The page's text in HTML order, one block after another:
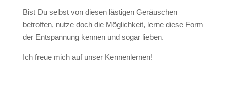
Bist Du selbst von diesen lästigen Geräuschen
betroffen, nutze doch die Möglichkeit, lerne diese Form
der Entspannung kennen und sogar lieben.
Ich freue mich auf unser Kennenlernen!